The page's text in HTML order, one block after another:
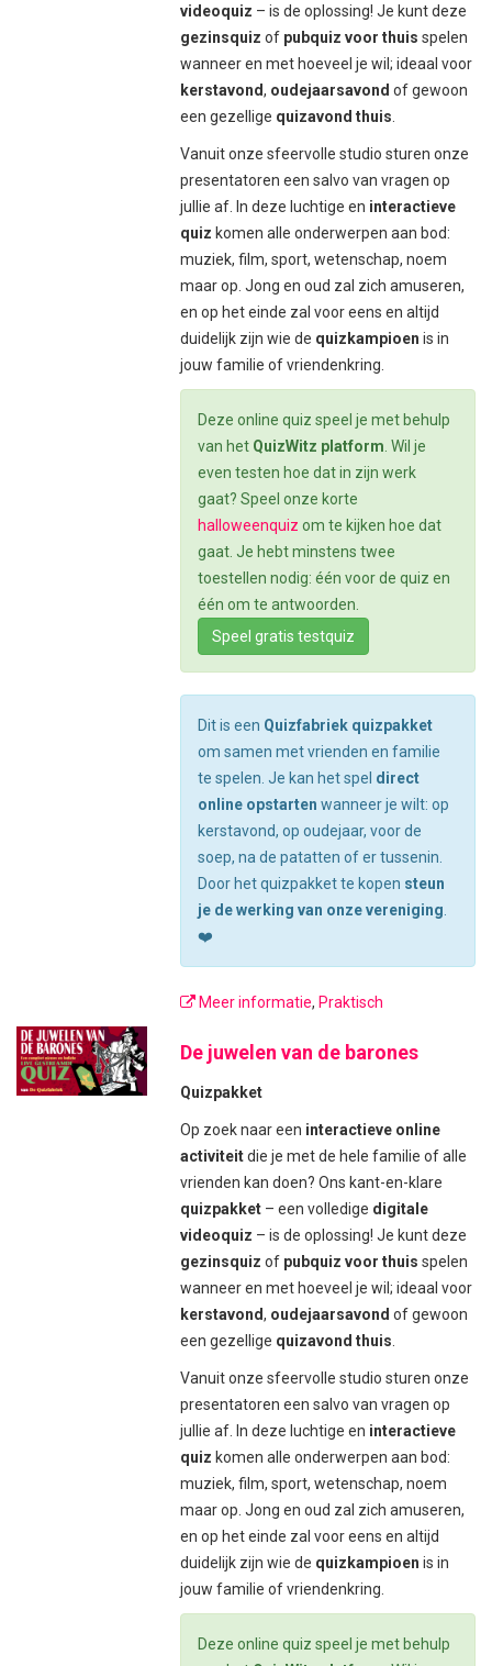
videoquiz – is de oplossing! Je kunt deze
gezinsquiz of pubquiz voor thuis spelen
wanneer en met hoeveel je wil; ideaal voor
kerstavond, oudejaarsavond of gewoon
een gezellige quizavond thuis
Vanuit onze sfeervolle studio sturen onze
presentatoren een salvo van vragen op
jullie af. In deze luchtige en interactieve
quiz komen alle onderwerpen aan bod:
muziek, film, sport, wetenschap, noem
maar op. Jong en oud zal zich amuseren,
en op het einde zal voor eens en altijd
duidelijk zijn wie de quizkampioen is in
jouw familie of vriendenkring.
Deze online quiz speel je met behulp
van het QuizWitz platform . Wil je
even testen hoe dat in zijn werk
gaat? Speel onze korte
halloweenquiz om te kijken hoe dat
gaat. Je hebt minstens twee
toestellen nodig: één voor de quiz en
één om te antwoorden.
Speel gratis testquiz
Dit is een Quizfabriek quizpakket
om samen met vrienden en familie
te spelen. Je kan het spel direct
online opstarten wanneer je wilt: op
kerstavond, op oudejaar, voor de
soep, na de patatten of er tussenin.
Door het quizpakket te kopen steun
je de werking van onze vereniging
❤️
Meer informatie, Praktisch
De juwelen van de barones
Quizpakket
Op zoek naar een interactieve online
activiteitdie je met de hele familie of alle
vrienden kan doen? Ons kant-en-klare
quizpakket – een volledige digitale
videoquiz – is de oplossing! Je kunt deze
gezinsquiz of pubquiz voor thuis spelen
wanneer en met hoeveel je wil; ideaal voor
kerstavond, oudejaarsavond of gewoon
een gezellige quizavond thuis
Vanuit onze sfeervolle studio sturen onze
presentatoren een salvo van vragen op
jullie af. In deze luchtige en interactieve
quiz komen alle onderwerpen aan bod:
muziek, film, sport, wetenschap, noem
maar op. Jong en oud zal zich amuseren,
en op het einde zal voor eens en altijd
duidelijk zijn wie de quizkampioen is in
jouw familie of vriendenkring.
Deze online quiz speel je met behulp